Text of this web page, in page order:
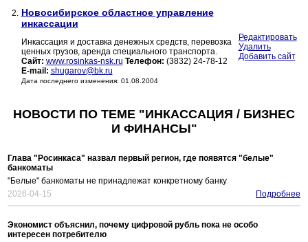
2. Новосибирское областное управление
инкассации
Инкассация и доставка денежных средств, перевозка
ценных грузов, аренда специального транспорта.
Сайт: www.rosinkas-nsk.ru Телефон: (3832) 24-78-12
E-mail: shugarov@bk.ru
Дата последнего изменения: 01.08.2004
Редактировать
Удалить
Добавить сайт
НОВОСТИ ПО ТЕМЕ "ИНКАССАЦИЯ / БИЗНЕС
И ФИНАНСЫ"
Глава "Росинкаса" назвал первый регион, где появятся "белые"
банкоматы
"Белые" банкоматы не принадлежат конкретному банку
2026-04-15
Подробнее
Экономист объяснил, почему цифровой рубль пока не особо
интересен потребителю